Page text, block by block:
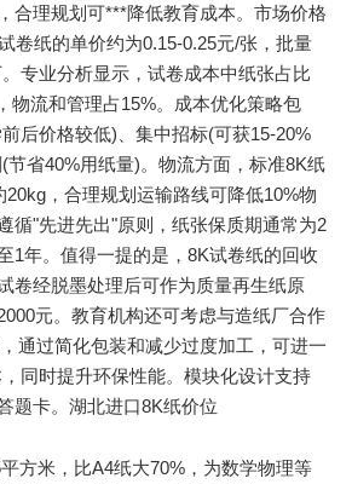
合理规划可***降低教育成本。市场价格
卷纸的单价约为0.15-0.25元/张，批量
专业分析显示，试卷成本中纸张占比
物流和管理占15%。成本优化策略包
后价格较低)、集中招标(可获15-20%
节省40%用纸量)。物流方面，标准8K纸
，合理规划运输路线可降低10%物
循"先进先出"原则，纸张保质期通常为2
1年。值得一提的是，8K试卷纸的回收
卷经脱墨处理后可作为质量再生纸原
元。教育机构还可考虑与造纸厂合作
通过简化包装和减少过度加工，可进一
同时提升环保性能。模块化设计支持
题卡。湖北进口8K纸价位
方米，比A4纸大70%，为数学物理等